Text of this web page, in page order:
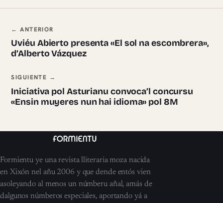
Navegación ente pieces
← ANTERIOR
Uviéu Abierto presenta «El sol na escombrera»,
d’Alberto Vázquez
SIGUIENTE →
Iniciativa pol Asturianu convoca’l concursu
«Ensin muyeres nun hai idioma» pol 8M
Formientu ye una revista lliteraria moza nacida
en Xixón nel añu 2006 y que dende entós vien
asoleyando al menos un númberu añal, amás de
dalgunos númberos especiales, aportando yá a